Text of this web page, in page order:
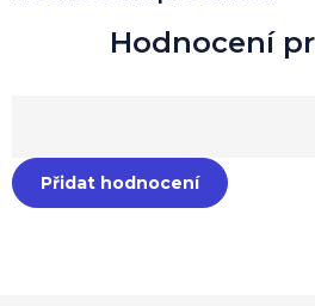
Přidat hodnocení